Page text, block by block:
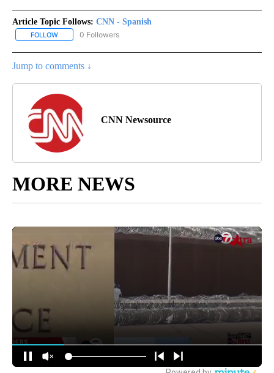
Article Topic Follows: CNN - Spanish
FOLLOW FOLLOW "CNN - SPANISH" TO RECEIVE NOTIFICATIONS ABOUT
0 Followers
Jump to comments ↓
CNN Newsource
MORE NEWS